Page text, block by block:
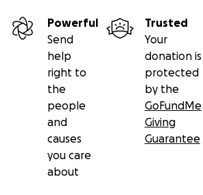
Powerful
Send
help
right to
the
people
and
causes
you care
about
Trusted
Your
donation is
protected
by the
GoFundMe
Giving
Guarantee